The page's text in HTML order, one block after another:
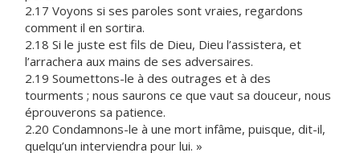
2.17 Voyons si ses paroles sont vraies, regardons
comment il en sortira.
2.18 Si le juste est fils de Dieu, Dieu l’assistera, et
l’arrachera aux mains de ses adversaires.
2.19 Soumettons-le à des outrages et à des
tourments ; nous saurons ce que vaut sa douceur, nous
éprouverons sa patience.
2.20 Condamnons-le à une mort infâme, puisque, dit-il,
quelqu’un interviendra pour lui. »